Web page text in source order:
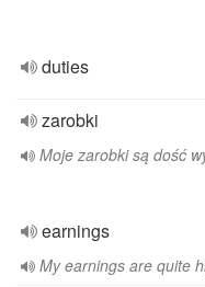
duties
zarobki
Moje zarobki są dość
earnings
My earnings are quite